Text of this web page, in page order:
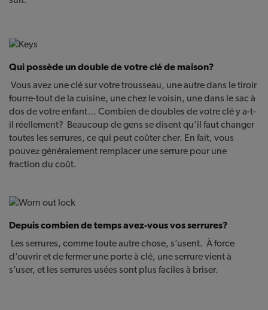
Qui possède un double de votre clé de maison?
Vous avez une clé sur votre trousseau, une autre dans le tiroir
fourre-tout de la cuisine, une chez le voisin, une dans le sac à
dos de votre enfant… Combien de doubles de votre clé y a-t-
il réellement? Beaucoup de gens se disent qu’il faut changer
toutes les serrures, ce qui peut coûter cher. En fait, vous
pouvez généralement remplacer une serrure pour une
fraction du coût.
Depuis combien de temps avez-vous vos serrures?
Les serrures, comme toute autre chose, s’usent. À force
d’ouvrir et de fermer une porte à clé, une serrure vient à
s’user, et les serrures usées sont plus faciles à briser.